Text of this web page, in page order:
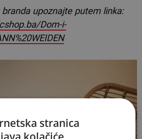
upoznajte putem linka:
Dom-i-
stranica